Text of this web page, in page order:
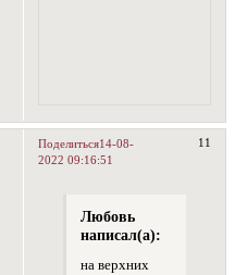
Поделиться 11
14-08-
2022 09:16:51
Любовь
написал(а):
на верхних